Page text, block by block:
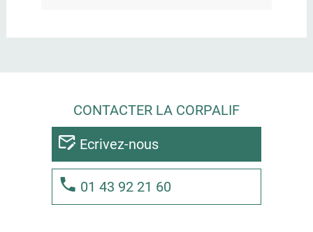
CONTACTER LA CORPALIF
Ecrivez-nous
01 43 92 21 60